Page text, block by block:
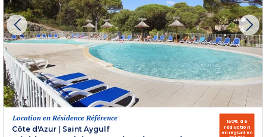
Location en Résidence Référence
Côte d'Azur
Saint Aygulf
150€ de
réduction
en réglant en